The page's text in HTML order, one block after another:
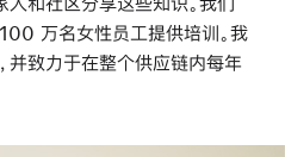
万名女性员工提供培训。我
并致力于在整个供应链内每年